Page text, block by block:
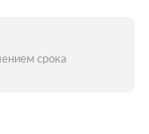
срока